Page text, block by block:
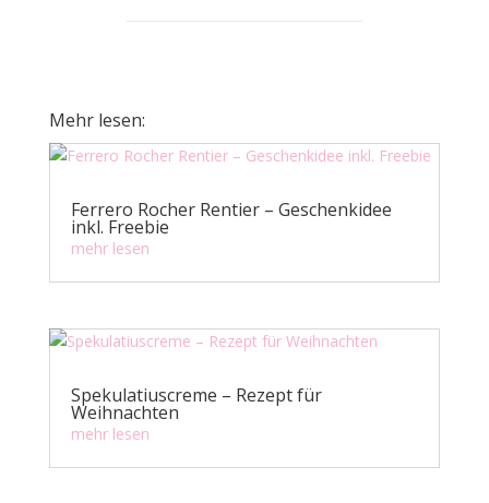
Mehr lesen:
Ferrero Rocher Rentier – Geschenkidee
inkl. Freebie
mehr lesen
Spekulatiuscreme – Rezept für
Weihnachten
mehr lesen